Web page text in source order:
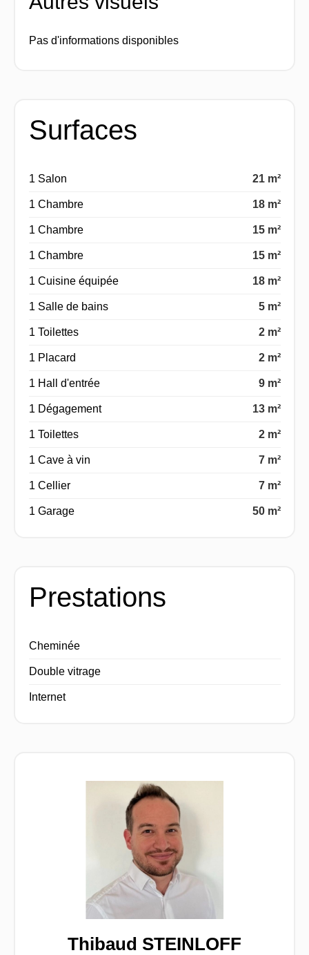
Pas d'informations disponibles
Surfaces
1 Salon 21 m²
1 Chambre 18 m²
1 Chambre 15 m²
1 Chambre 15 m²
1 Cuisine équipée 18 m²
1 Salle de bains 5 m²
1 Toilettes 2 m²
1 Placard 2 m²
1 Hall d'entrée 9 m²
1 Dégagement 13 m²
1 Toilettes 2 m²
1 Cave à vin 7 m²
1 Cellier 7 m²
1 Garage 50 m²
Prestations
Cheminée
Double vitrage
Internet
Thibaud STEINLOFF